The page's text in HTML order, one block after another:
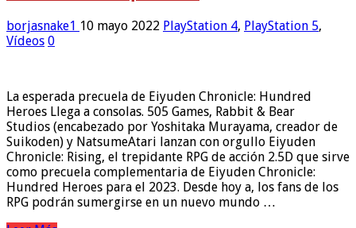
borjasnake1 10 mayo 2022 PlayStation 4, PlayStation 5,
Vídeos 0
La esperada precuela de Eiyuden Chronicle: Hundred
Heroes Llega a consolas. 505 Games, Rabbit & Bear
Studios (encabezado por Yoshitaka Murayama, creador de
Suikoden) y NatsumeAtari lanzan con orgullo Eiyuden
Chronicle: Rising, el trepidante RPG de acción 2.5D que sirve
como precuela complementaria de Eiyuden Chronicle:
Hundred Heroes para el 2023. Desde hoy a, los fans de los
RPG podrán sumergirse en un nuevo mundo …